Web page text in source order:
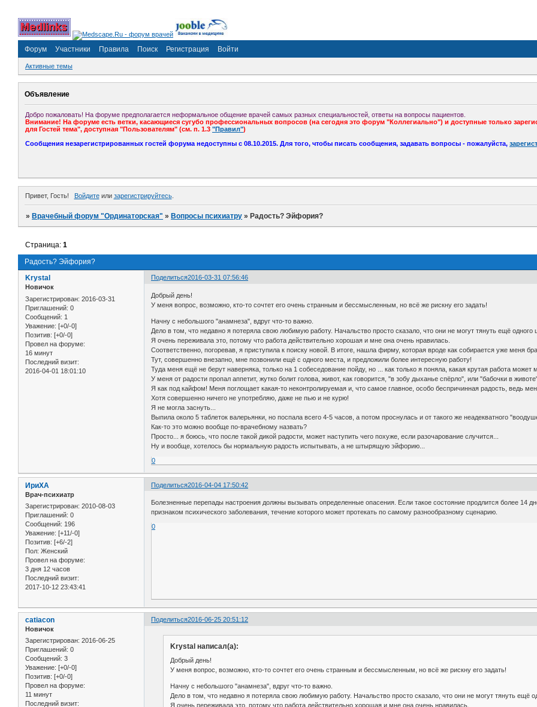
Форум Участники Правила Поиск Регистрация Войти
Активные темы
Объявление
Добро пожаловать! На форуме предполагается неформальное общение врачей самых разных специальностей, ответы на вопросы пациентов.
Внимание! На форуме есть ветки, касающиеся сугубо профессиональных вопросов (на сегодня это форум "Коллегиально") и доступные только
для Гостей тема", доступная "Пользователям" (см. п. 1.3 "Правил")
Сообщения незарегистрированных гостей форума недоступны с 08.10.2015. Для того, чтобы писать сообщения, задавать вопросы - пожалуйста,
Привет, Гость! Войдитеили зарегистрируйтесь.
» Врачебный форум "Ординаторская" » Вопросы психиатру » Радость? Эйфория?
Радость? Эйфория?
Страница:1
Поделиться2016-03-31 07:56:46
Krystal
Новичок
Зарегистрирован: 2016-03-31
Приглашений: 0
Сообщений: 1
Уважение: [+0/-0]
Позитив: [+0/-0]
Провел на форуме:
16 минут
Последний визит:
2016-04-01 18:01:10
Добрый день!
У меня вопрос, возможно, кто-то сочтет его очень странным и бессмысленным, но всё же рискну его задать!
Начну с небольшого "анамнеза", вдруг что-то важно.
Дело в том, что недавно я потеряла свою любимую работу. Начальство просто сказало, что они не могут тянуть ещё одного
Я очень переживала это, потому что работа действительно хорошая и мне она очень нравилась.
Соответственно, погоревав, я приступила к поиску новой. В итоге, нашла фирму, которая вроде как собирается уже меня
Тут, совершенно внезапно, мне позвонили ещё с одного места, и предложили более интересную работу!
Туда меня ещё не берут наверняка, только на 1 собеседование пойду, но ... как только я поняла, какая крутая работа
У меня от радости пропал аппетит, жутко болит голова, живот, как говорится, "в зобу дыханье спёрло", или "бабочки в
Я как под кайфом! Меня поглощает какая-то неконтролируемая и, что самое главное, особо беспричинная радость, ведь
Хотя совершенно ничего не употребляю, даже не пью и не курю!
Я не могла заснуть...
Выпила около 5 таблеток валерьянки, но поспала всего 4-5 часов, а потом проснулась и от такого же неадекватного
Как-то это можно вообще по-врачебному назвать?
Просто... я боюсь, что после такой дикой радости, может наступить чего похуже, если разочарование случится...
Ну и вообще, хотелось бы нормальную радость испытывать, а не штырящую эйфорию...
0
Поделиться2016-04-04 17:50:42
ИриХА
Врач-психиатр
Зарегистрирован: 2010-08-03
Приглашений: 0
Сообщений: 196
Уважение: [+11/-0]
Позитив: [+6/-2]
Пол: Женский
Провел на форуме:
3 дня 12 часов
Последний визит:
2017-10-12 23:43:41
Болезненные перепады настроения должны вызывать определенные опасения. Если такое состояние продлится более 14
признаком психического заболевания, течение которого может протекать по самому разнообразному сценарию.
0
Поделиться2016-06-25 20:51:12
catiacon
Новичок
Зарегистрирован: 2016-06-25
Приглашений: 0
Сообщений: 3
Уважение: [+0/-0]
Позитив: [+0/-0]
Провел на форуме:
11 минут
Последний визит:
Krystal написал(а):
Добрый день!
У меня вопрос, возможно, кто-то сочтет его очень странным и бессмысленным, но всё же рискну его задать!
Начну с небольшого "анамнеза", вдруг что-то важно.
Дело в том, что недавно я потеряла свою любимую работу. Начальство просто сказало, что они не могут тянуть ещё
Я очень переживала это, потому что работа действительно хорошая и мне она очень нравилась.